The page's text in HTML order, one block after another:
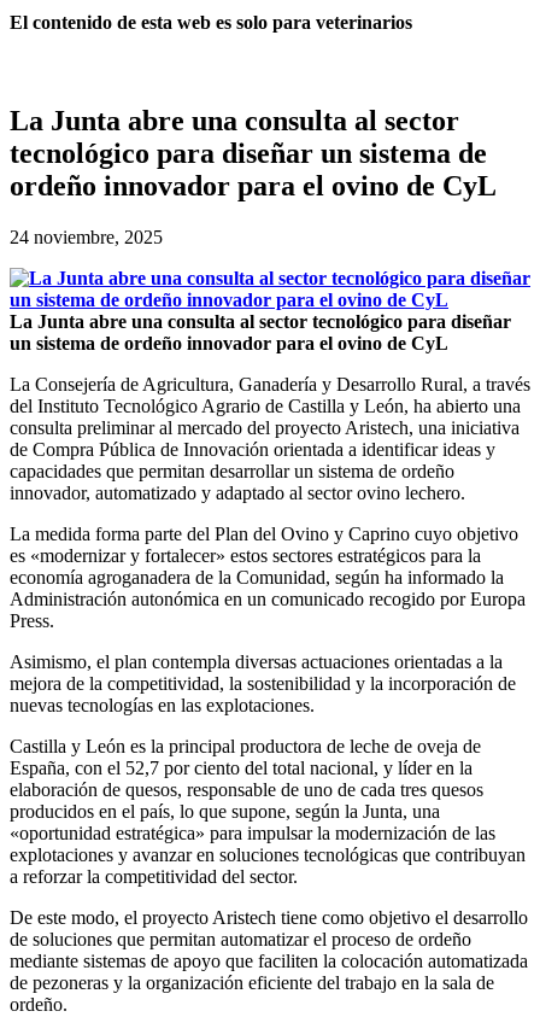
El contenido de esta web es solo para veterinarios
La Junta abre una consulta al sector
tecnológico para diseñar un sistema de
ordeño innovador para el ovino de CyL
24 noviembre, 2025
La Junta abre una consulta al sector tecnológico para diseñar
un sistema de ordeño innovador para el ovino de CyL
La Consejería de Agricultura, Ganadería y Desarrollo Rural, a través
del Instituto Tecnológico Agrario de Castilla y León, ha abierto una
consulta preliminar al mercado del proyecto Aristech, una iniciativa
de Compra Pública de Innovación orientada a identificar ideas y
capacidades que permitan desarrollar un sistema de ordeño
innovador, automatizado y adaptado al sector ovino lechero.
La medida forma parte del Plan del Ovino y Caprino cuyo objetivo
es «modernizar y fortalecer» estos sectores estratégicos para la
economía agroganadera de la Comunidad, según ha informado la
Administración autonómica en un comunicado recogido por Europa
Press.
Asimismo, el plan contempla diversas actuaciones orientadas a la
mejora de la competitividad, la sostenibilidad y la incorporación de
nuevas tecnologías en las explotaciones.
Castilla y León es la principal productora de leche de oveja de
España, con el 52,7 por ciento del total nacional, y líder en la
elaboración de quesos, responsable de uno de cada tres quesos
producidos en el país, lo que supone, según la Junta, una
«oportunidad estratégica» para impulsar la modernización de las
explotaciones y avanzar en soluciones tecnológicas que contribuyan
a reforzar la competitividad del sector.
De este modo, el proyecto Aristech tiene como objetivo el desarrollo
de soluciones que permitan automatizar el proceso de ordeño
mediante sistemas de apoyo que faciliten la colocación automatizada
de pezoneras y la organización eficiente del trabajo en la sala de
ordeño.